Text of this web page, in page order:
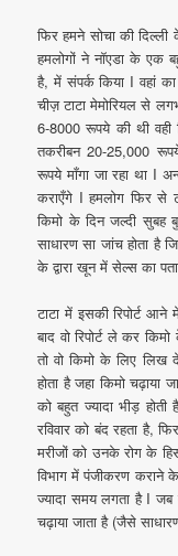
फिर हमने सोचा की दिल्ली
हमलोगों ने नॉएडा के एक
है, में संपर्क किया I वहां
चीज़ टाटा मेमोरियल से
6-8000 रूपये की थी वही
तकरीबन 20-25,000
रूपये माँगा जा रहा था I
कराएँगे I हमलोग फिर से
किमो के दिन जल्दी सुबह
साधारण सा जांच होता है
के द्वारा खून में सेल्स का
टाटा में इसकी रिपोर्ट
बाद वो रिपोर्ट ले कर
तो वो किमो के लिए लिख
होता है जहा किमो चढ़ाया
को बहुत ज्यादा भीड़
रविवार को बंद रहता है,
मरीजों को उनके रोग के
विभाग में पंजीकरण कराने
ज्यादा समय लगता है I जब
चढ़ाया जाता है (जैसे